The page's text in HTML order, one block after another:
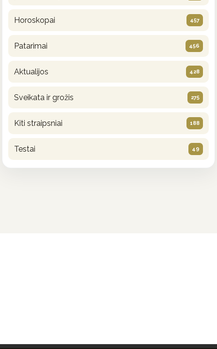
Horoskopai 457
Patarimai 456
Aktualijos 428
Sveikata ir grožis 275
Kiti straipsniai 188
Testai 49